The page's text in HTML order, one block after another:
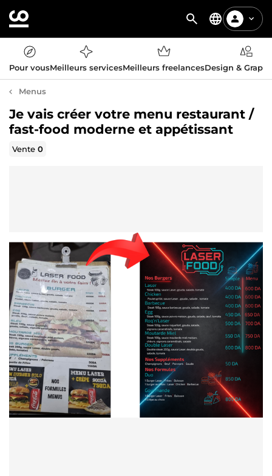
Pour vousMeilleurs servicesMeilleurs freelancesDesign &
Menus
Je vais créer votre menu restaurant /
fast-food moderne et appétissant
Vente0